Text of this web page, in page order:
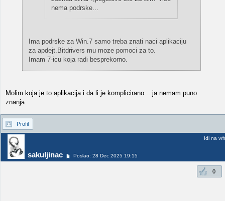
nema podrske...
Ima podrske za Win.7 samo treba znati naci aplikaciju
za apdejt.Bitdrivers mu moze pomoci za to.
Imam 7-icu koja radi besprekorno.
Molim koja je to aplikacija i da li je komplicirano .. ja nemam puno
znanja.
Profil
sakuljinac Poslao: 28 Dec 2025 19:15
Idi na vrh
0